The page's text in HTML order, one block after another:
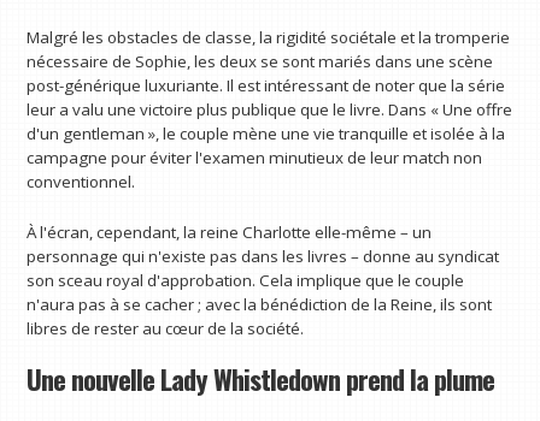
Malgré les obstacles de classe, la rigidité sociétale et la tromperie
nécessaire de Sophie, les deux se sont mariés dans une scène
post-générique luxuriante. Il est intéressant de noter que la série
leur a valu une victoire plus publique que le livre. Dans « Une offre
d'un gentleman », le couple mène une vie tranquille et isolée à la
campagne pour éviter l'examen minutieux de leur match non
conventionnel.
À l'écran, cependant, la reine Charlotte elle-même – un
personnage qui n'existe pas dans les livres – donne au syndicat
son sceau royal d'approbation. Cela implique que le couple
n'aura pas à se cacher ; avec la bénédiction de la Reine, ils sont
libres de rester au cœur de la société.
Une nouvelle Lady Whistledown prend la plume